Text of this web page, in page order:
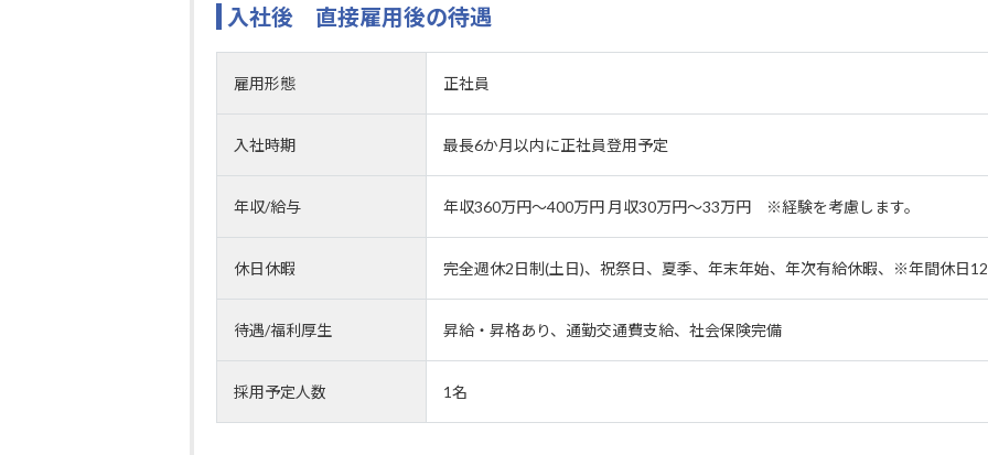
入社後 直接雇用後の待遇
雇用形態 正社員
入社時期 最長6か月以内に正社員登用予定
年収/給与 年収360万円～400万円 月収30万円～33万円 ※経験を考慮します。
休日休暇 完全週休2日制(土日)、祝祭日、夏季、年末年始、年次有給休暇、※年間休日
待遇/福利厚生 昇給・昇格あり、通勤交通費支給、社会保険完備
採用予定人数 1名